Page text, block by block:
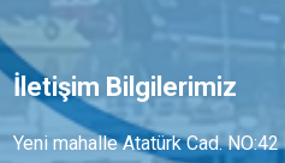
İletişim Bilgilerimiz
Yeni mahalle Atatürk Cad.